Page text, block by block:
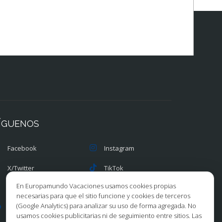
Facebook
X/Twitter
Blog
Opiniones
Instagram
TikTok
Youtube
Pinterest
En Europamundo Vacaciones usamos cookies propias
necesarias para que el sitio funcione y cookies de terceros
(Google Analytics) para analizar su uso de forma agregada. No
usamos cookies publicitarias ni de seguimiento entre sitios. Las